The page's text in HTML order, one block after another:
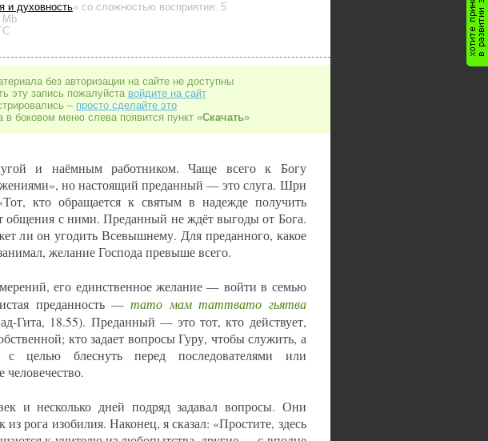
и духовность» со сложностью восприятия: 5
Mb
без авторизации на сайте не доступны
эту запись пожалуйста войдите на сайт
– просто сделайте это
в боковом меню слева появится пункт «Скачать»
и наёмным работником. Чаще всего к Богу
но настоящий преданный — это слуга. Шри
кто обращается к святым в надежде получить
общения с ними. Преданный не ждёт выгоды от Бога.
ли он угодить Всевышнему. Для преданного, какое
желание Господа превыше всего.
его единственное желание — войти в семью
преданность —тато мам таттвато гьятва
Гита, 18.55). Преданный — это тот, кто действует,
кто задает вопросы Гуру, чтобы служить, а
целью блеснуть перед последователями или
человечество.
и несколько дней подряд задавал вопросы. Они
рога изобилия. Наконец, я сказал: «Простите, здесь